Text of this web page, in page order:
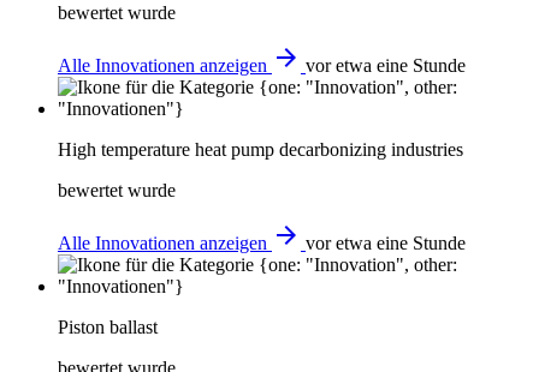
bewertet wurde
Alle Innovationen anzeigen arrow_forward vor etwa eine Stunde
High temperature heat pump decarbonizing industries
bewertet wurde
Alle Innovationen anzeigen arrow_forward vor etwa eine Stunde
Piston ballast
bewertet wurde